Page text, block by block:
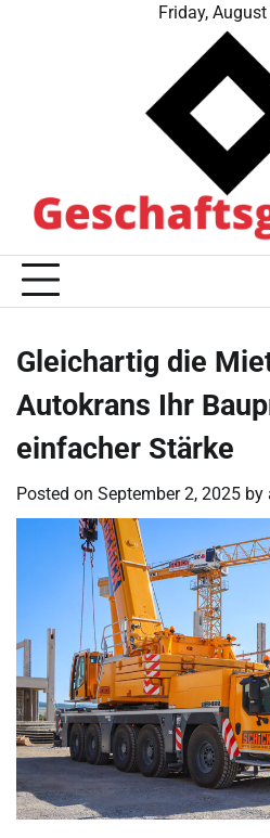
Friday,
Gleichartig die
Autokrans Ihr
einfacher Stärke
Posted on September 2, 2025 by